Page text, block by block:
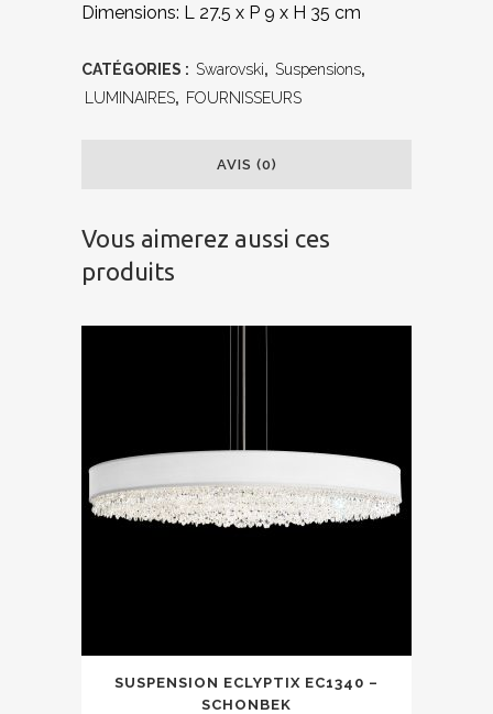
Dimensions: L 27.5 x P 9 x H 35 cm
CATÉGORIES : Swarovski, Suspensions,
LUMINAIRES, FOURNISSEURS
AVIS (0)
Vous aimerez aussi ces
produits
SUSPENSION ECLYPTIX EC1340 –
SCHONBEK